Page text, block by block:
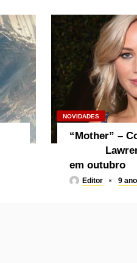
NOVIDADES
“Mother” –
em outubro
Editor 9